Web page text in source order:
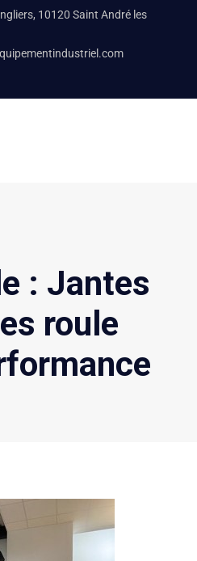
10120 Saint André les
: Jantes
roule